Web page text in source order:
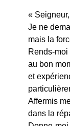
«
Je ne
mais la
Rends-
au bon
et
Affermis
dans la